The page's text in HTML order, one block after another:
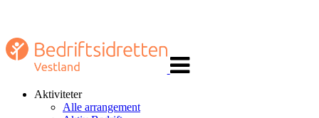
navigasjon
Aktiviteter
Alle arrangement